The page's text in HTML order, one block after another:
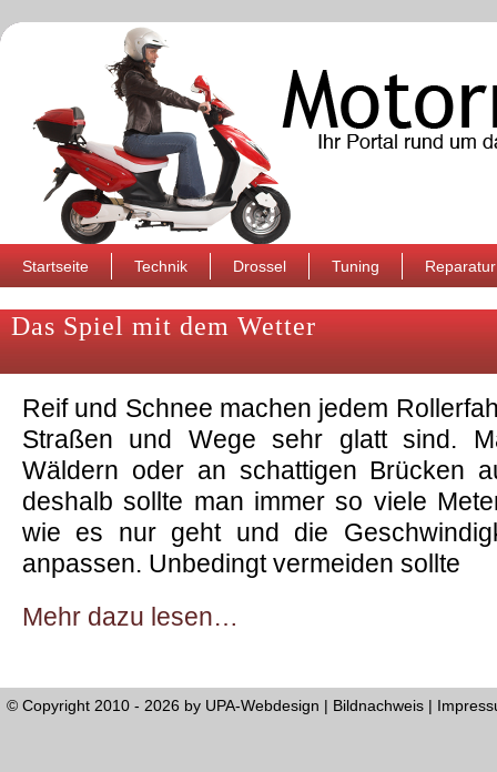
Startseite Technik Drossel Tuning Reparatur
Das Spiel mit dem Wetter
Reif und Schnee machen jedem
Straßen und Wege sehr glatt sind.
Wäldern oder an schattigen Brücken
deshalb sollte man immer so viele
wie es nur geht und die
anpassen. Unbedingt vermeiden sollte
Mehr dazu lesen…
© Copyright 2010 - 2026 by UPA-Webdesign | Bildnachweis |